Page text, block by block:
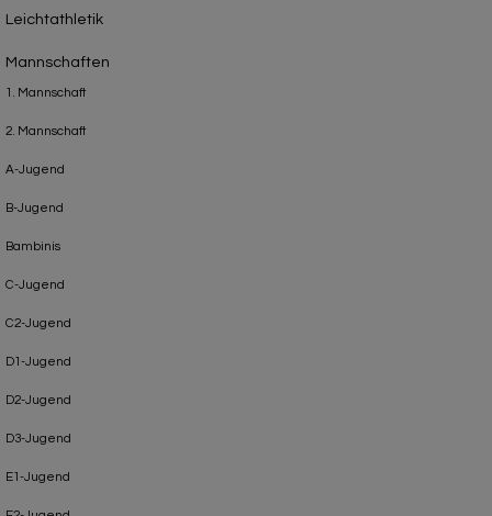
Leichtathletik
Mannschaften
1. Mannschaft
2. Mannschaft
A-Jugend
B-Jugend
Bambinis
C-Jugend
C2-Jugend
D1-Jugend
D2-Jugend
D3-Jugend
E1-Jugend